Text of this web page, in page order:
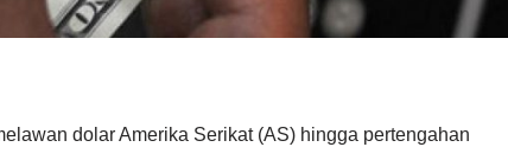
dolar Amerika Serikat (AS) hingga pertengahan